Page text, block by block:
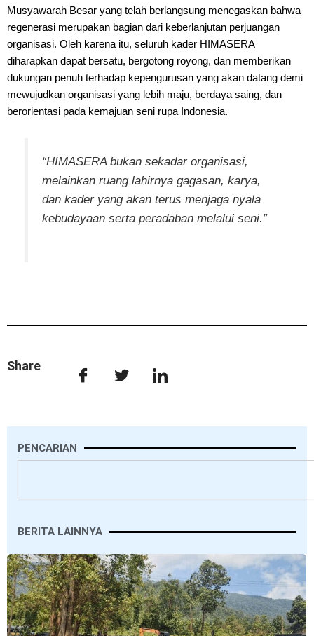
Musyawarah Besar yang telah berlangsung menegaskan bahwa
regenerasi merupakan bagian dari keberlanjutan perjuangan
organisasi. Oleh karena itu, seluruh kader HIMASERA
diharapkan dapat bersatu, bergotong royong, dan memberikan
dukungan penuh terhadap kepengurusan yang akan datang demi
mewujudkan organisasi yang lebih maju, berdaya saing, dan
berorientasi pada kemajuan seni rupa Indonesia.
“HIMASERA bukan sekadar organisasi,
melainkan ruang lahirnya gagasan, karya,
dan kader yang akan terus menjaga nyala
kebudayaan serta peradaban melalui seni.”
Share
PENCARIAN
BERITA LAINNYA